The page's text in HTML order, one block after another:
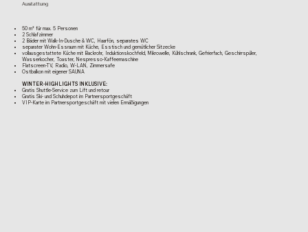
Ausstattung
50 m² für max. 5 Personen
​2 Schlafzimmer
2 Bäder mit Walk-In-Dusche & WC, Haarfön, separates WC
separater Wohn-Essraum mit Küche, Esstisch und gemütlicher Sitzecke
vollausgestattete Küche mit Backrohr, Induktionskochfeld, Mikrowelle, Kühlschrank, Gefrierfach, Geschirrspüler,
Wasserkocher, Toaster, Nespresso-Kaffeemaschine
Flatscreen-TV, Radio, W-LAN, Zimmersafe
Ostbalkon mit eigener SAUNA
WINTER-HIGHLIGHTS INKLUSIVE:
Gratis Shuttle-Service zum Lift und retour
Gratis Ski- und Schuhdepot im Partnersportgeschäft
VIP-Karte im Partnersportgeschäft mit vielen Ermäßigungen